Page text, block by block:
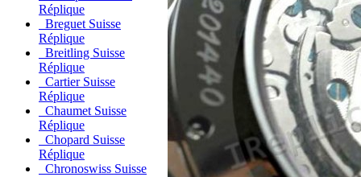
Réplique
Breguet Suisse
Réplique
Breitling Suisse
Réplique
Cartier Suisse
Réplique
Chaumet Suisse
Réplique
Chopard Suisse
Réplique
Chronoswiss Suisse